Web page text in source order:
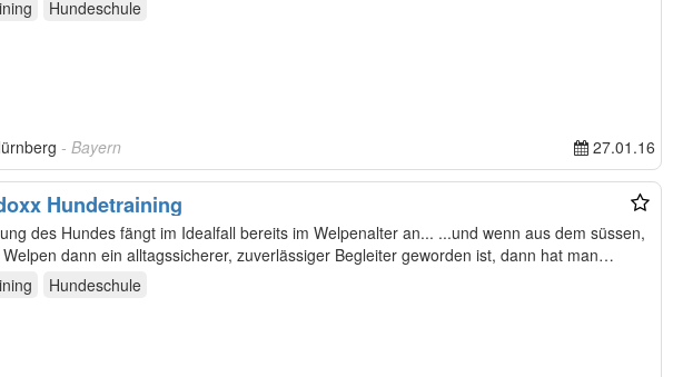
Hundeschule
- Bayern 27.01.16
Hundetraining
des Hundes fängt im Idealfall bereits im Welpenalter an... ...und wenn aus dem süssen,
dann ein alltagssicherer, zuverlässiger Begleiter geworden ist, dann hat man…
Hundeschule